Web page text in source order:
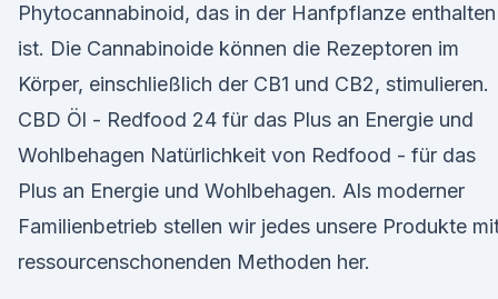
Phytocannabinoid, das in der Hanfpflanze enthalten
ist. Die Cannabinoide können die Rezeptoren im
Körper, einschließlich der CB1 und CB2, stimulieren.
CBD Öl - Redfood 24 für das Plus an Energie und
Wohlbehagen Natürlichkeit von Redfood - für das
Plus an Energie und Wohlbehagen. Als moderner
Familienbetrieb stellen wir jedes unsere Produkte
ressourcenschonenden Methoden her.